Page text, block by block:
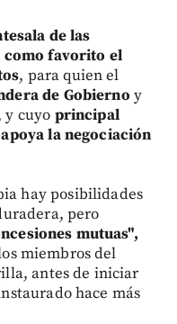
de las
como favorito el
, para quien el
de Gobierno y
y cuyo principal
la negociación
hay posibilidades
pero
mutuas",
miembros del
antes de iniciar
hace más